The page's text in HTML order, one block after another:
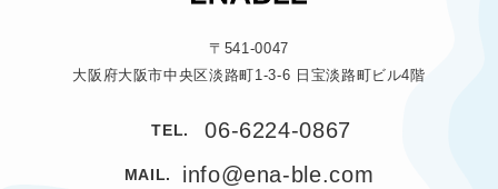
〒541-0047
大阪府大阪市中央区淡路町1-3-6 日宝淡路町ビル4階
TEL. 06-6224-0867
MAIL. info@ena-ble.com